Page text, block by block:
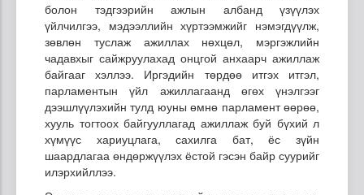
болон тэдгээрийн ажлын албанд үзүүлэх
үйлчилгээ, мэдээллийн хүртээмжийг нэмэгдүүлж,
зөвлөн туслаж ажиллах нөхцөл, мэргэжлийн
чадавхыг сайжруулахад онцгой анхаарч ажиллаж
байгааг хэллээ. Иргэдийн төрдөө итгэх итгэл,
парламентын үйл ажиллагаанд өгөх үнэлгээг
дээшлүүлэхийн тулд юуны өмнө парламент өөрөө,
хууль тогтоох байгууллагад ажиллаж буй бүхий л
хүмүүс хариуцлага, сахилга бат, ёс зүйн
шаардлагаа өндөржүүлэх ёстой гэсэн байр суурийг
илэрхийллээ.